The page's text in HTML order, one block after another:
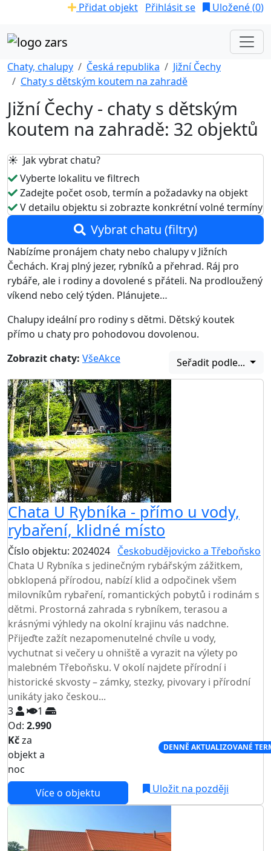
Přidat objekt Přihlásit se Uložené (0)
Chaty, chalupy Česká republika
Jižní Čechy
Chaty s dětským koutem na zahradě
Jižní Čechy - chaty s dětským
koutem na zahradě: 32 objektů
☀️ Jak vybrat chatu?
Vyberte lokalitu ve filtrech
Zadejte počet osob, termín a požadavky na objekt
V detailu objektu si zobrazte konkrétní volné termíny
Vybrat chatu (filtry)
Nabízíme pronájem chaty nebo chalupy v Jižních
Čechách. Kraj plný jezer, rybníků a přehrad. Ráj pro
rybáře, ale i rodiny a dovolené s přáteli. Na prodloužený
víkend nebo celý týden. Plánujete…
Chalupy ideální pro rodiny s dětmi. Dětský koutek
přímo u chaty pro pohodovou dovolenou.
Zobrazit chaty: VšeAkce Seřadit podle...
Chata U Rybníka - přímo u vody,
rybaření, klidné místo
Číslo objektu: 2024024 Českobudějovicko a Třeboňsko
Chata U Rybníka s jedinečným rybářským zážitkem,
obklopená přírodou, nabízí klid a odpočinek všem
milovníkům rybaření, romantických pobytů i rodinám s
dětmi. Prostorná zahrada s rybníkem, terasou a
krásnými výhledy na okolní krajinu vás nadchne.
Přijeďte zažít nezapomenutelné chvíle u vody,
vychutnat si večery u ohniště a vyrazit na výlety po
malebném Třeboňsku. V okolí najdete přírodní i
historické skvosty – zámky, stezky, pivovary i přírodní
unikáty jako českou...
3
1
Od: 2.990
Kčza
objekt a
noc
DENNĚ AKTUALIZOVANÉ
Více o objektu Uložit na později